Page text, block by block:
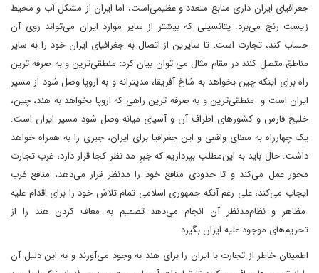
جغرافیای ایران داری منابع متعدد و عظیمی‌است، اما ایران از مشکل آب و محیط
‌زیست رنج می‌برد. پتانسیلی که بیشتر از سایر موارد ایران می‌تواند روی آن
حساب کند، تجارت است، تا سایرین از اتصال به جغرافیای ایران خود را به سایر
مناطق متصل کنند در مقام مثال می توان بیان کرد: منطقی‌ترین و به صرفه ترین
راه برای اینکه چین بخواهد به شاخ آفریقا، مدیترانه و به اروپا وصل شود از مسیر
ایران است و منطقی‌ترین و به صرفه ترین راهی که اروپا بخواهد به هند، چین،
خلیج فارس و کشورهای اطراف آن و آسیای میانه وصل شود مسیر ایران است.
یک چهارراه به معنای واقعی و این جغرافیا برای ایران، جبری را به همراه خواهد
داشت. حال باید به این‌مطلب بپردازیم که جَبرِ مد نظر کجا قرار دارد، غرب تجارت
محور عمل می‌کند و تا حدودی منافع خود را مدنظر قرار می‌دهد، منافع غرب
ایجاب می‌کند، علی رغم آنکه جمهوری اسلامی تمام تلاش خود را برای اقدام علیه
مظاهر و نظام‌مدنظر آن انجام می‌دهد تصمیم به معاف کردن هند را از
تحریم‌های موجود علیه ایران بگیرد.
اطمینان خاطر از تجارت با ایران را برای هند به وجود می‌آورند و به این دلیل آن